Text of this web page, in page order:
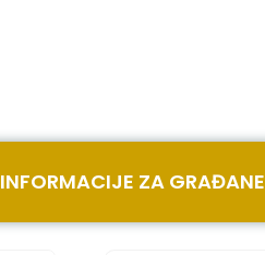
INFORMACIJE ZA GRAĐANE